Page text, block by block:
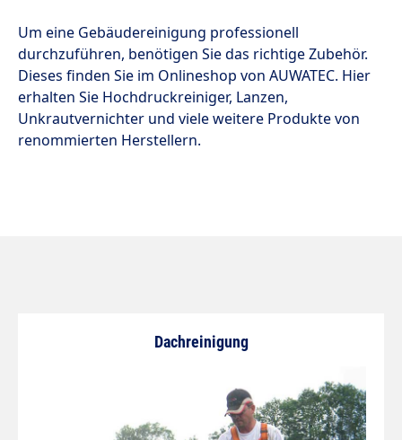
Um eine Gebäudereinigung professionell
durchzuführen, benötigen Sie das richtige Zubehör.
Dieses finden Sie im Onlineshop von AUWATEC. Hier
erhalten Sie Hochdruckreiniger, Lanzen,
Unkrautvernichter und viele weitere Produkte von
renommierten Herstellern.
Dachreinigung